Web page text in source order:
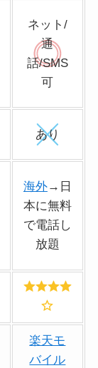
ネット/
通
話/SMS
可
あり
海外→日
本に無料
で電話し
放題
楽天モ
バイル